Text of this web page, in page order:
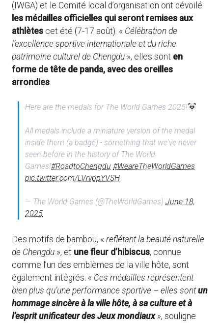
(IWGA) et le Comité local d’organisation ont dévoilé
les médailles officielles qui seront remises aux
athlètes cet été (7-17 août). « Célébration de
l’excellence sportive internationale et du riche
patrimoine culturel de Chengdu », elles sont en
forme de tête de panda, avec des oreilles
arrondies.
Here are the medals for The World Games 2025!
All medals include a miniature version of the medal
inside them (a badge) - something that we've never
seen before in the history of The World
Games!#RoadtoChengdu #WeareTheWorldGames
pic.twitter.com/LVrvppYVSH
— The World Games (@TheWorldGames) June 18,
2025
Des motifs de bambou, « reflétant la beauté naturelle
de Chengdu », et une fleur d’hibiscus, connue
comme l’un des emblèmes de la ville hôte, sont
également intégrés. « Ces médailles représentent
bien plus qu’une performance sportive – elles sontun
hommage sincère à la ville hôte, à sa culture et à
l’esprit unificateur des Jeux mondiaux», souligne